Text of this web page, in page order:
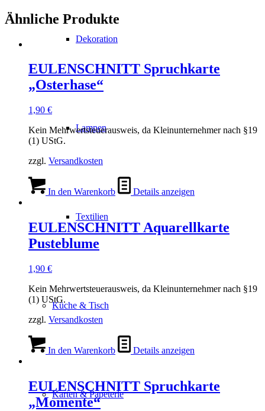
Dekoration
Lampen
Textilien
Küche & Tisch
Karten & Papeterie
Ähnliche Produkte
EULENSCHNITT Spruchkarte
„Osterhase“
1,90 €
Kein Mehrwertsteuerausweis, da Kleinunternehmer nach §19
(1) UStG.
zzgl. Versandkosten
In den Warenkorb Details anzeigen
EULENSCHNITT Aquarellkarte
Pusteblume
1,90 €
Kein Mehrwertsteuerausweis, da Kleinunternehmer nach §19
(1) UStG.
zzgl. Versandkosten
In den Warenkorb Details anzeigen
EULENSCHNITT Spruchkarte
„Momente“